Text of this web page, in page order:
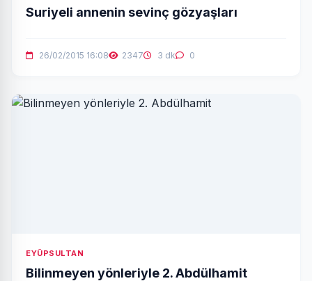
Suriyeli annenin sevinç gözyaşları
26/02/2015 16:08 2347 3 dk 0
EYÜPSULTAN
Bilinmeyen yönleriyle 2. Abdülhamit